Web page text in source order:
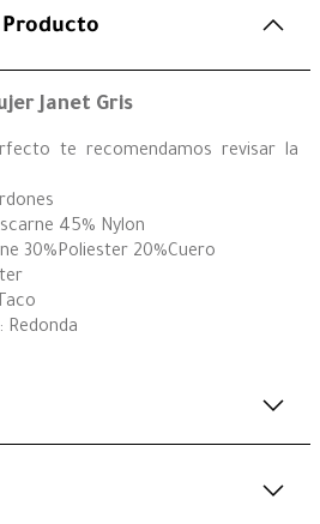
Janet Gris
te recomendamos revisar la
45% Nylon
30%Poliester 20%Cuero
Redonda